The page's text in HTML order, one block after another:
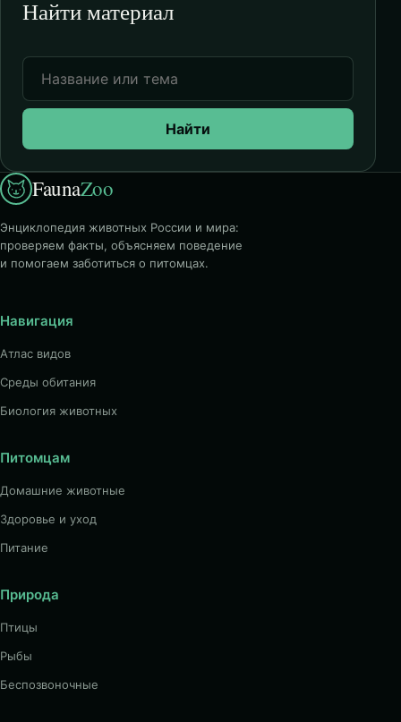
Найти материал
Найти
FaunaZoo
Энциклопедия животных России и мира:
проверяем факты, объясняем поведение
и помогаем заботиться о питомцах.
Навигация
Атлас видов
Среды обитания
Биология животных
Питомцам
Домашние животные
Здоровье и уход
Питание
Природа
Птицы
Рыбы
Беспозвоночные